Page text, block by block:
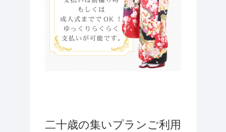
二十歳の集いプランご利用